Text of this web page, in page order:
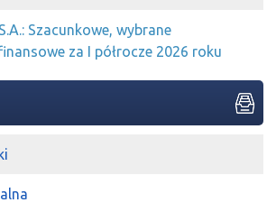
Szacunkowe, wybrane
za I półrocze 2026 roku